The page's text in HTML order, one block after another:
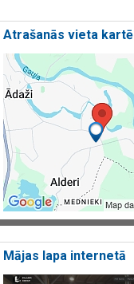
Atrašanās vieta kartē
Mājas lapa internetā